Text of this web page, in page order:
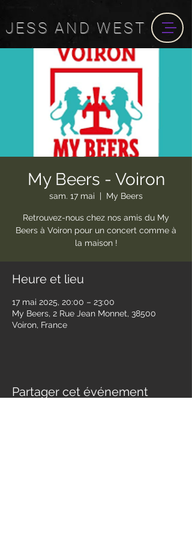
JESSAND WEST
My Beers - Voiron
sam. 17 mai
  |
My Beers
Retrouvez-nous chez nos amis du My
Beers à Voiron pour un concert comme à
la maison !
Heure et lieu
17 mai 2025, 20:00 – 23:00
My Beers, 2 Rue Jean Monnet, 38500
Voiron, France
Partager cet événement